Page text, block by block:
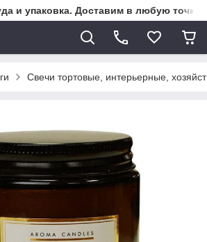
и упаковка. Доставим в любую точку
Свечи тортовые, интерьерные,